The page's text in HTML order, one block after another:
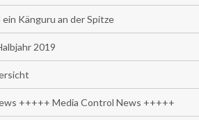
Känguru an der Spitze
2019
+++++ Media Control News +++++